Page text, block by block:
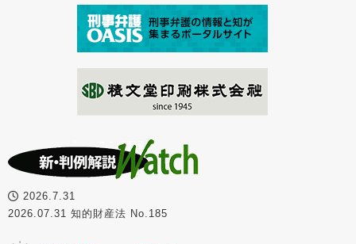
2026.7.31
2026.07.31 知的財産法 No.185